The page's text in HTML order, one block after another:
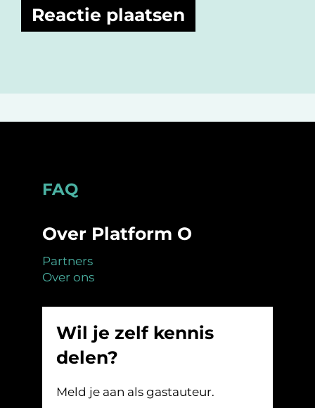
Footer
FAQ
Over Platform O
Partners
Over ons
Wil je zelf kennis
delen?
Meld je aan als gastauteur.